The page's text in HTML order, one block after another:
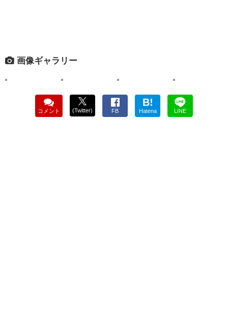
画像ギャラリー
コメント (Twitter) FB
B!
Hatena LINE